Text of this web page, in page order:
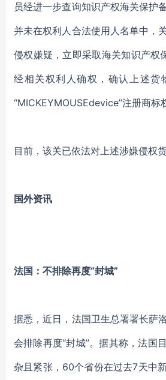
员经进一步查询知识产权海关保护
并未在权利人合法使用人名单中，
侵权嫌疑，立即采取海关知识产权
经相关权利人确权，确认上述货
“MICKEYMOUSEdevice”注册商标
目前，该关已依法对上述涉嫌侵权
国外资讯
法国：不排除再度“封城”
据悉，近日，法国卫生总署署长萨
会排除再度“封城”。据其称，法国
杂且紧张，60个省份在过去7天中